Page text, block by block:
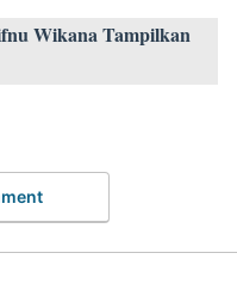
Wikana Tampilkan